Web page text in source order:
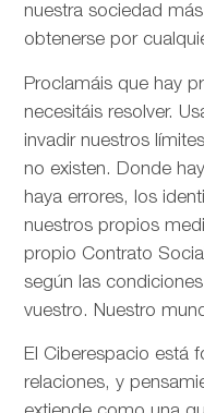
nuestra sociedad
obtenerse por
Proclamáis que hay
necesitáis resolver.
invadir nuestros
no existen. Donde
haya errores, los
nuestros propios
propio Contrato
según las
vuestro. Nuestro
El Ciberespacio está
relaciones, y